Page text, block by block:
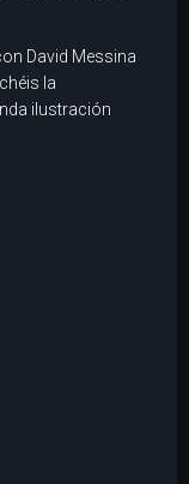
David Messina
la
ilustración